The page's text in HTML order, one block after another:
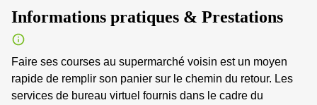
Informations pratiques & Prestations
Faire ses courses au supermarché voisin est un moyen
rapide de remplir son panier sur le chemin du retour. Les
services de bureau virtuel fournis dans le cadre du